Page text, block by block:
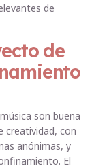
de
de
son buena
creatividad, con
anónimas, y
El